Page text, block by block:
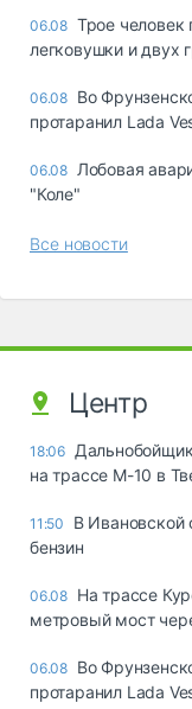
06.08 Трое человек
легковушки и двух
06.08 Во
протаранил Lada
06.08 Лобовая
"Коле"
Все новости
Центр
18:06
на трассе М-10 в
11:50
В Ивановской
бензин
06.08 На трассе
метровый мост
06.08 Во
протаранил Lada